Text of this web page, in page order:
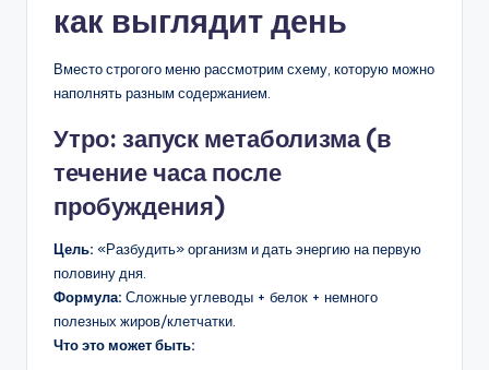
как выглядит день
Вместо строгого меню рассмотрим схему, которую можно
наполнять разным содержанием.
Утро: запуск метаболизма (в
течение часа после
пробуждения)
Цель: «Разбудить» организм и дать энергию на первую
половину дня.
Формула: Сложные углеводы + белок + немного
полезных жиров/клетчатки.
Что это может быть: